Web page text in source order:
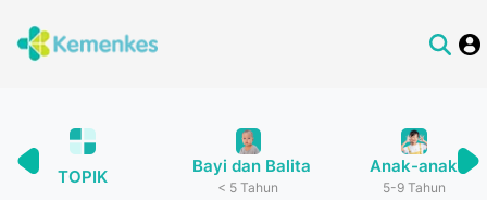
TOPIK
Bayi dan Balita
< 5 Tahun
Anak-anak
5-9 Tahun